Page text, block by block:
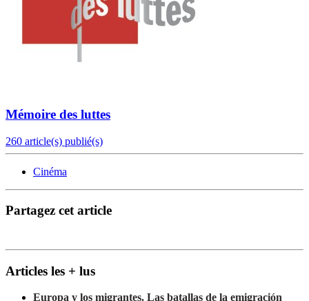
Mémoire des luttes
260 article(s) publié(s)
Cinéma
Partagez cet article
Articles les + lus
Europa y los migrantes. Las batallas de la emigración